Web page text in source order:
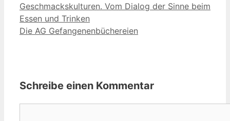
Geschmackskulturen. Vom Dialog der Sinne beim
Essen und Trinken
Die AG Gefangenenbüchereien
Schreibe einen Kommentar